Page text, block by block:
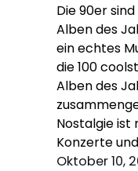
Die 90er
Alben des
ein echtes
die 100
Alben des
Nostalgie ist
Konzerte
Oktober 10,